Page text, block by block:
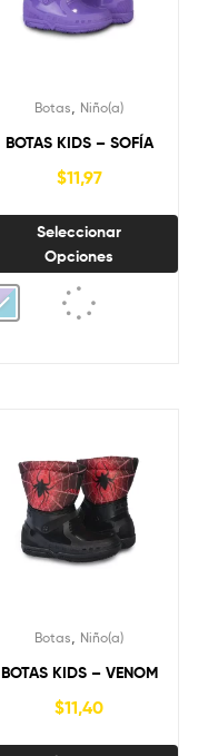
Botas Niño(a)
BOTAS KIDS – SOFÍA
$11,97
Seleccionar
Opciones
Botas Niño(a)
BOTAS KIDS – VENOM
$11,40